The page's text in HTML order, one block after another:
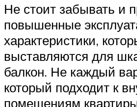
Не стоит забывать и
повышенные
характеристики,
выставляются для
балкон. Не каждый
который подходит к
помещениям